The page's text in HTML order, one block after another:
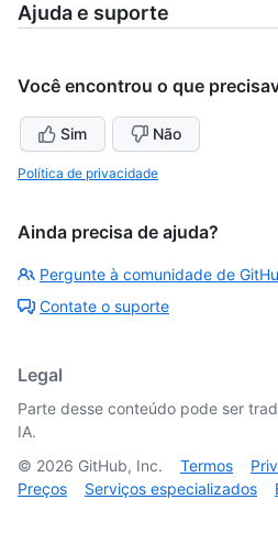
Ajuda e suporte
Você encontrou o que
Sim Não
Política de privacidade
Ainda precisa de ajuda?
Pergunte à comunidade de
Contate o suporte
Legal
Parte desse conteúdo pode ser
IA.
© 2026 GitHub, Inc. Termos
Preços
Serviços especializados